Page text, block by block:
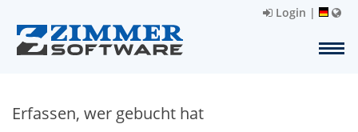
Login |
Erfassen, wer gebucht hat